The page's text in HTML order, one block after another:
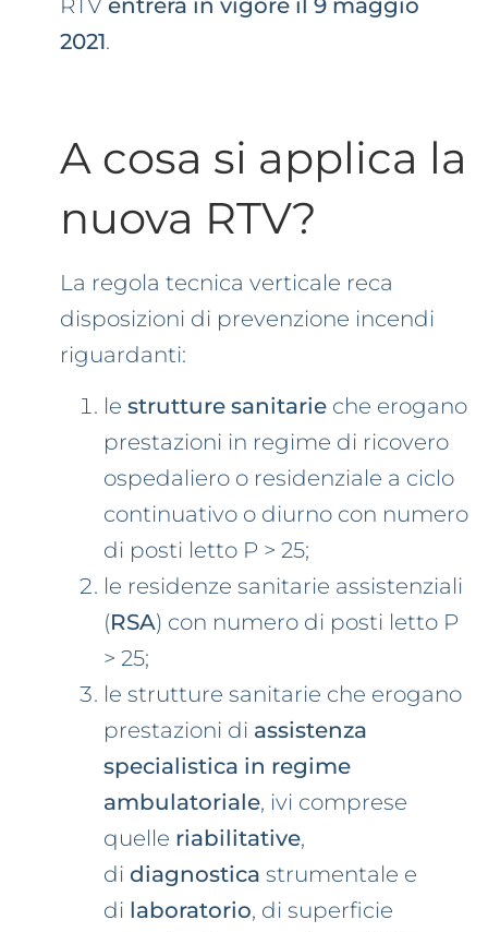
RTV entrerà in vigore il 9 maggio
2021.
A cosa si applica la
nuova RTV?
La regola tecnica verticale reca
disposizioni di prevenzione incendi
riguardanti:
le strutture sanitarie che erogano
prestazioni in regime di ricovero
ospedaliero o residenziale a ciclo
continuativo o diurno con numero
di posti letto P > 25;
le residenze sanitarie assistenziali
(RSA) con numero di posti letto P
> 25;
le strutture sanitarie che erogano
prestazioni di assistenza
specialistica in regime
ambulatoriale, ivi comprese
quelle riabilitative,
di diagnostica strumentale e
di laboratorio, di superficie